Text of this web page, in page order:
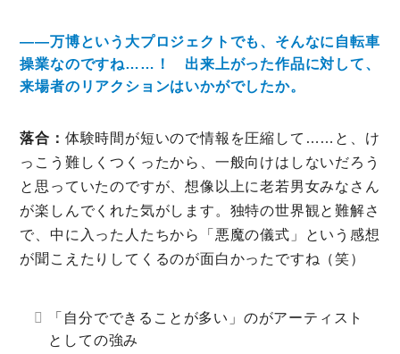
――万博という大プロジェクトでも、そんなに自転車
操業なのですね……！ 出来上がった作品に対して、
来場者のリアクションはいかがでしたか。
落合： 体験時間が短いので情報を圧縮して……と、け
っこう難しくつくったから、一般向けはしないだろう
と思っていたのですが、想像以上に老若男女みなさん
が楽しんでくれた気がします。独特の世界観と難解さ
で、中に入った人たちから「悪魔の儀式」という感想
が聞こえたりしてくるのが面白かったですね（笑）
「自分でできることが多い」のがアーティスト
としての強み